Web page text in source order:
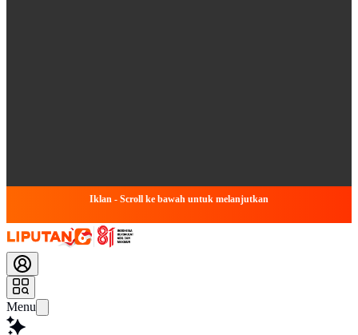
Iklan - Scroll ke bawah untuk melanjutkan
Menu